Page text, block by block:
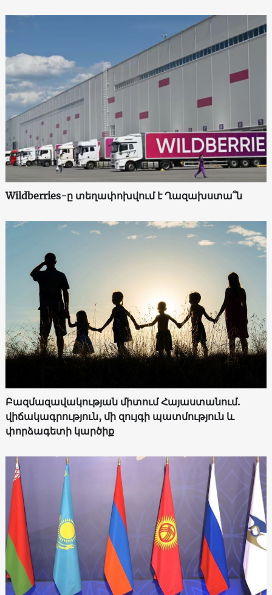
Wildberries-ը տեղափոխվում է Ղազախստա՞ն
Բազմազավակության միտում Հայաստանում.
վիճակագրություն, մի զույգի պատմություն և
փորձագետի կարծիք